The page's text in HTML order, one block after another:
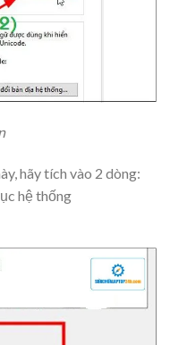
hãy tích vào 2 dòng:
hệ thống